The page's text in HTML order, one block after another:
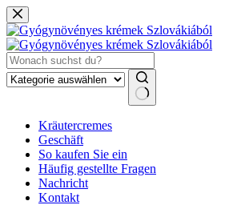
Zum
Inhalt
springen
ErgebnisseKräutercremes
Geschäft
So kaufen Sie ein
Häufig gestellte Fragen
Nachricht
Kontakt